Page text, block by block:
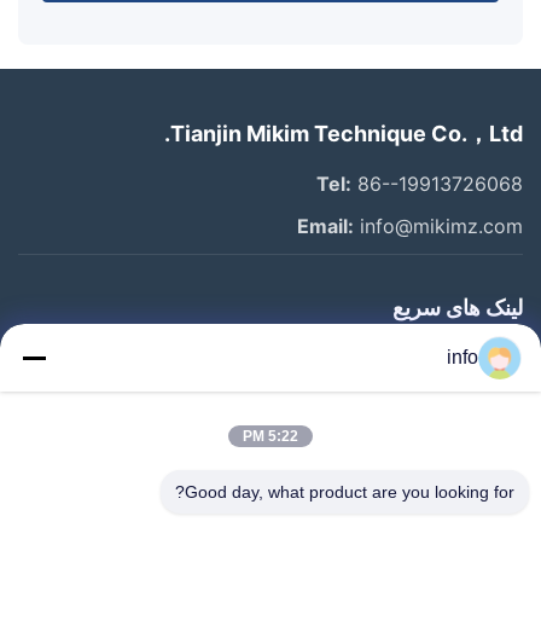
Tianjin Mikim Technique Co.，Ltd.
Tel: 86--19913726068
Email: info@mikimz.com
لینک های سریع
خانه
محصولات
درباره ما
info
5:22 PM
Good day, what product are you looking for?